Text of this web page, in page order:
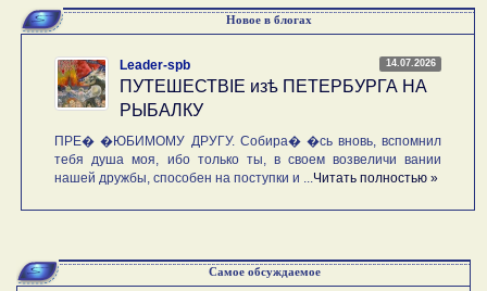
Новое в блогах
14.07.2026
Leader-spb
ПУТЕШЕСТВIE изѣ ПЕТЕРБУРГА НА
РЫБАЛКУ
ПРЕ� �ЮБИМОМУ ДРУГУ. Собира� �сь вновь, вспомнил
тебя душа моя, ибо только ты, в своем возвеличи вании
нашей дружбы, способен на поступки и ...Читать полностью »
Самое обсуждаемое